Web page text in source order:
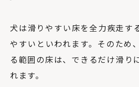
犬は滑りやすい床を全力疾走す
やすいといわれます。そのため
る範囲の床は、できるだけ滑り
れます。